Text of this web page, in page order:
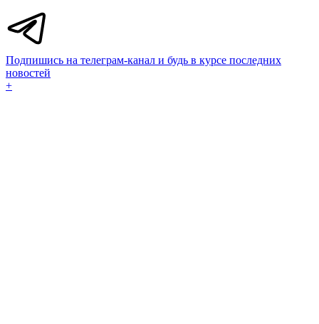
Подпишись на телеграм-канал и будь в курсе последних
новостей
+